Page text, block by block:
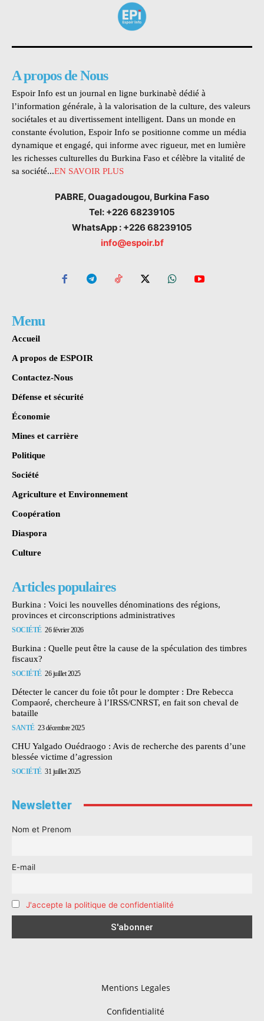
A propos de Nous
Espoir Info est un journal en ligne burkinabè dédié à
l’information générale, à la valorisation de la culture, des valeurs
sociétales et au divertissement intelligent. Dans un monde en
constante évolution, Espoir Info se positionne comme un média
dynamique et engagé, qui informe avec rigueur, met en lumière
les richesses culturelles du Burkina Faso et célèbre la vitalité de
sa société...EN SAVOIR PLUS
PABRE, Ouagadougou, Burkina Faso
Tel: +226 68239105
WhatsApp : +226 68239105
info@espoir.bf
Menu
Accueil
A propos de ESPOIR
Contactez-Nous
Défense et sécurité
Économie
Mines et carrière
Politique
Société
Agriculture et Environnement
Coopération
Diaspora
Culture
Articles populaires
Burkina : Voici les nouvelles dénominations des régions,
provinces et circonscriptions administratives
SOCIÉTÉ 26 février 2026
Burkina : Quelle peut être la cause de la spéculation des timbres
fiscaux?
SOCIÉTÉ 26 juillet 2025
Détecter le cancer du foie tôt pour le dompter : Dre Rebecca
Compaoré, chercheure à l’IRSS/CNRST, en fait son cheval de
bataille
SANTÉ 23 décembre 2025
CHU Yalgado Ouédraogo : Avis de recherche des parents d’une
blessée victime d’agression
SOCIÉTÉ 31 juillet 2025
Newsletter
Nom et Prenom
E-mail
J'accepte la politique de confidentialité
Mentions Legales
Confidentialité